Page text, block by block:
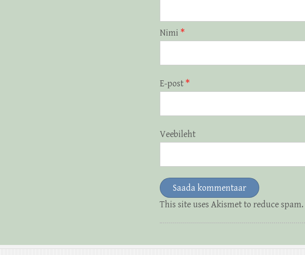
Nimi *
E-post *
Veebileht
This site uses Akismet to reduce spam.